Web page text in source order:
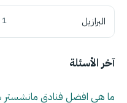
البرازيل 1
آخر الأسئلة
ما هي افضل فنادق